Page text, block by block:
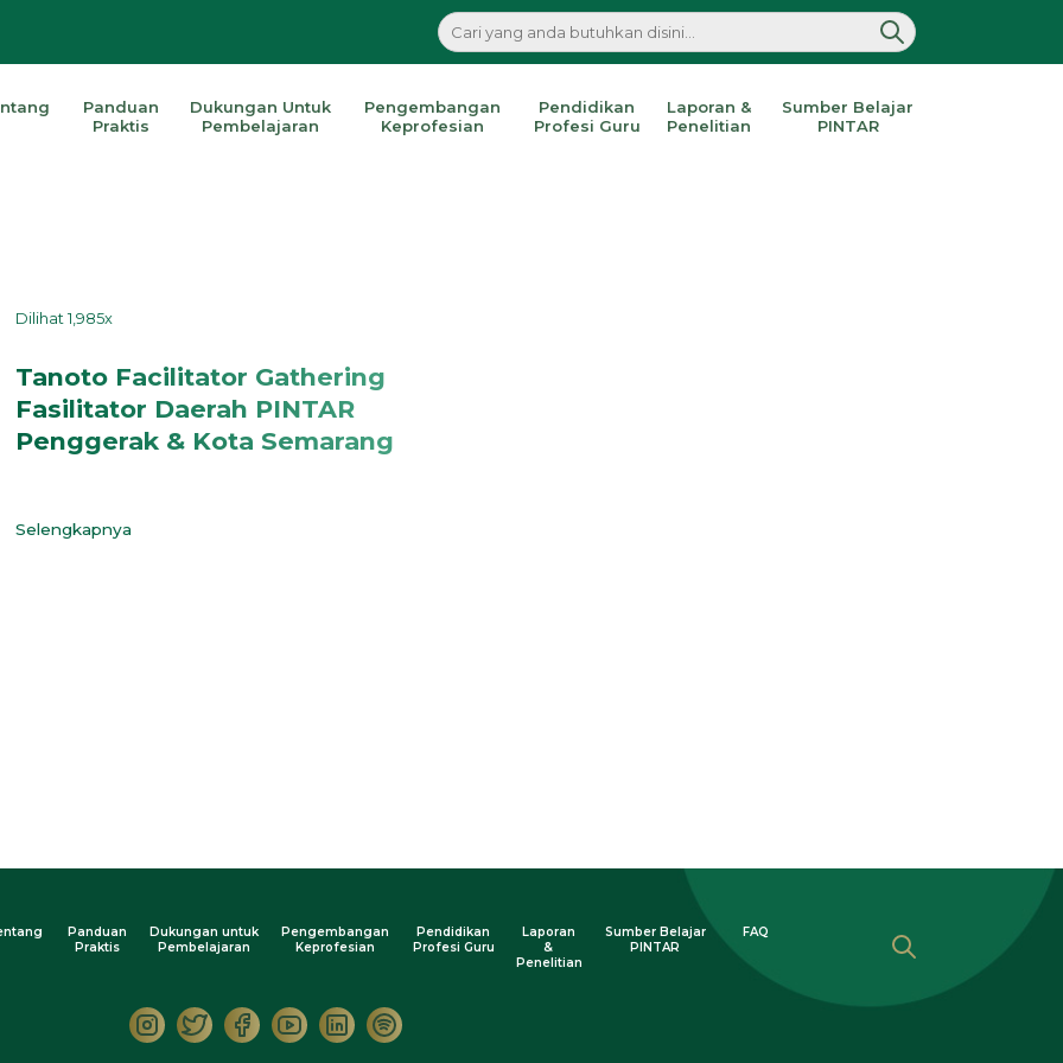
Panduan
Praktis
Dukungan Untuk
Pembelajaran
Pengembangan
Keprofesian
Pendidikan
Profesi Guru
Laporan &
Penelitian
Sumber Belajar
PINTAR
Dilihat 1,985x
Tanoto Facilitator Gathering
Fasilitator Daerah PINTAR
Penggerak & Kota Semarang
Selengkapnya
Panduan
Praktis
Dukungan untuk
Pembelajaran
Pengembangan
Keprofesian
Pendidikan
Profesi Guru
Laporan
&
Penelitian
Sumber Belajar
PINTAR
FAQ